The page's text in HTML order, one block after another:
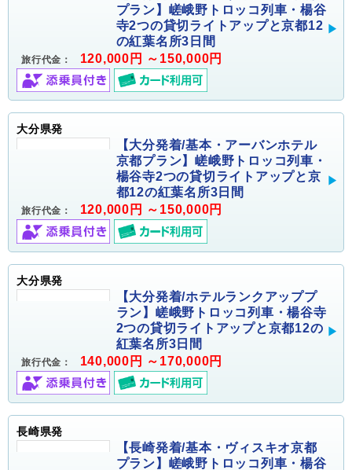
プラン】嵯峨野トロッコ列車・楊谷
寺2つの貸切ライトアップと京都12
の紅葉名所3日間
旅行代金： 120,000円 ～150,000円
大分県発
【大分発着/基本・アーバンホテル
京都プラン】嵯峨野トロッコ列車・
楊谷寺2つの貸切ライトアップと京
都12の紅葉名所3日間
旅行代金： 120,000円 ～150,000円
大分県発
【大分発着/ホテルランクアッププ
ラン】嵯峨野トロッコ列車・楊谷寺
2つの貸切ライトアップと京都12の
紅葉名所3日間
旅行代金： 140,000円 ～170,000円
長崎県発
【長崎発着/基本・ヴィスキオ京都
プラン】嵯峨野トロッコ列車・楊谷